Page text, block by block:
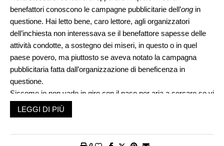
benefattori conoscono le campagne pubblicitarie dell’ong in
questione. Hai letto bene, caro lettore, agli organizzatori
dell’inchiesta non interessava se il benefattore sapesse delle
attività condotte, a sostegno dei miseri, in questo o in quel
paese povero, ma piuttosto se aveva notato la campagna
pubblicitaria fatta dall’organizzazione di beneficenza in
questione.
Siccome io non vado in giro con il naso per aria a cercare se vi
sono cartelloni che parlano della miseria nel mondo ho risposto
a tutte le domande del questionario per la negativa. A una
mia opinione sulle campagne pubblicitarie di questo tipo ho
LEGGI DI PIÙ